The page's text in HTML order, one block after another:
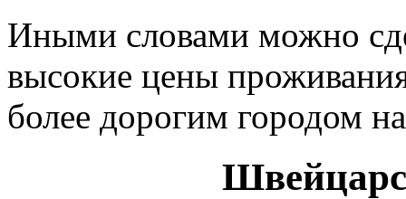
Иными словами можно
высокие цены
более дорогим городом